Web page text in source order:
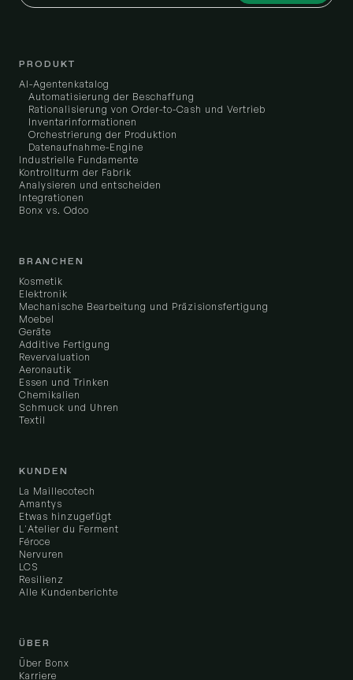
PRODUKT
AI-Agentenkatalog
Automatisierung der Beschaffung
Rationalisierung von Order-to-Cash und Vertrieb
Inventarinformationen
Orchestrierung der Produktion
Datenaufnahme-Engine
Industrielle Fundamente
Kontrollturm der Fabrik
Analysieren und entscheiden
Integrationen
Bonx vs. Odoo
BRANCHEN
Kosmetik
Elektronik
Mechanische Bearbeitung und Präzisionsfertigung
Moebel
Geräte
Additive Fertigung
Revervaluation
Aeronautik
Essen und Trinken
Chemikalien
Schmuck und Uhren
Textil
KUNDEN
La Maillecotech
Amantys
Etwas hinzugefügt
L'Atelier du Ferment
Féroce
Nervuren
LCS
Resilienz
Alle Kundenberichte
ÜBER
Über Bonx
Karriere